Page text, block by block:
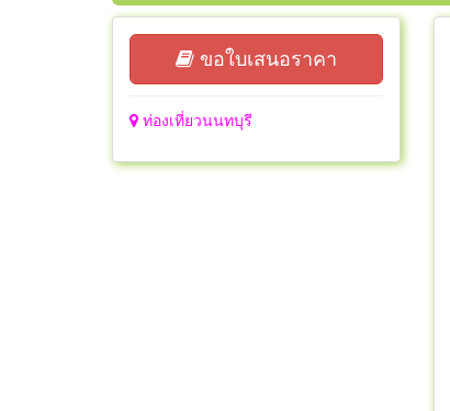
ขอใบเสนอราคา
ท่องเที่ยวนนทบุรี